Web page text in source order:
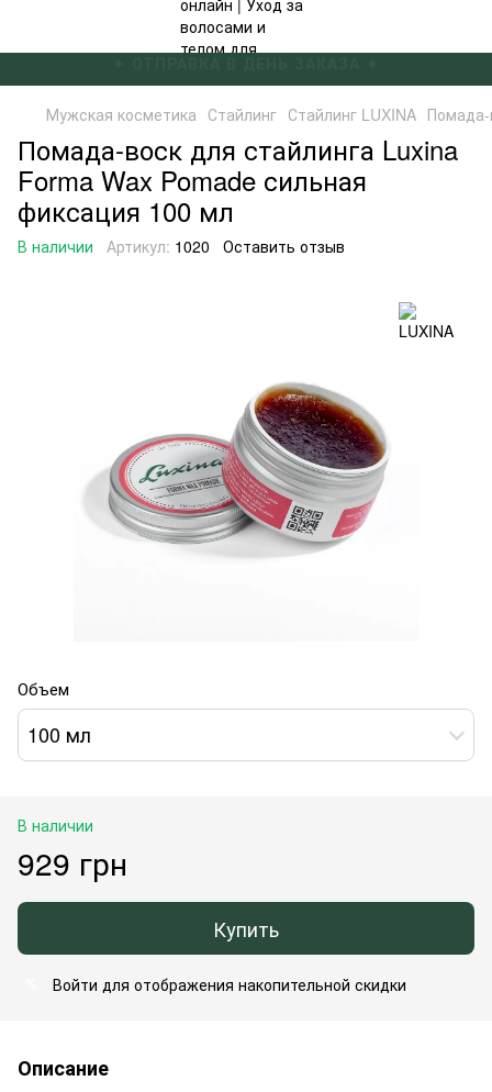
Мужская косметика Стайлинг Стайлинг LUXINA Помада-
Помада-воск для стайлинга Luxina
Forma Wax Pomade сильная
фиксация 100 мл
В наличии Артикул: 1020 Оставить отзыв
Объем
100 мл
В наличии
929 грн
Купить
Войти для отображения накопительной скидки
Описание